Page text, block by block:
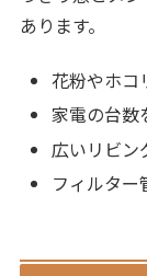
あります。
花粉やホコ
家電の台数
広いリビン
フィルター